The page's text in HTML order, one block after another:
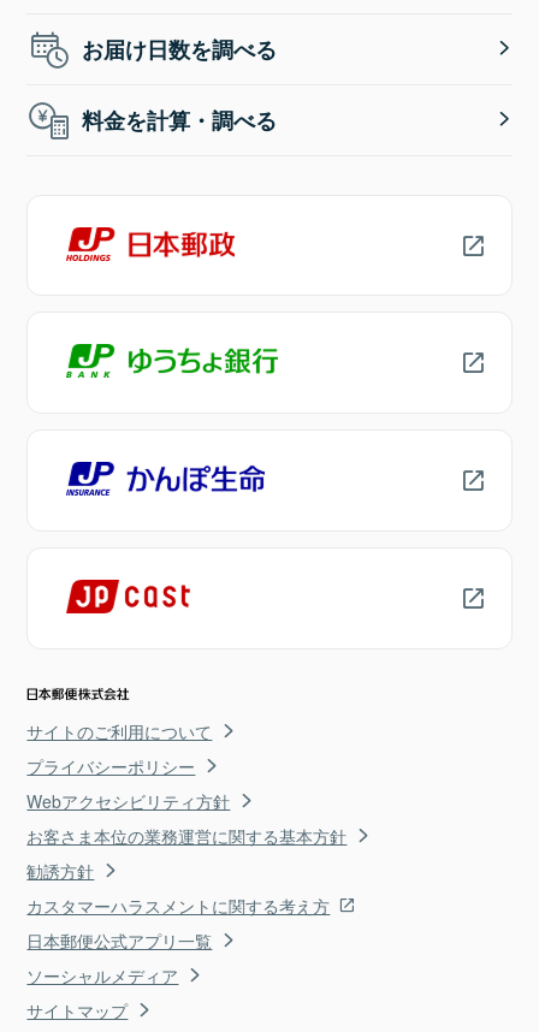
お届け日数を調べる
料金を計算・調べる
サイトのご利用について
プライバシーポリシー
Webアクセシビリティ方針
お客さま本位の業務運営に関する基本方針
勧誘方針
カスタマーハラスメントに関する考え方
日本郵便公式アプリ一覧
ソーシャルメディア
サイトマップ